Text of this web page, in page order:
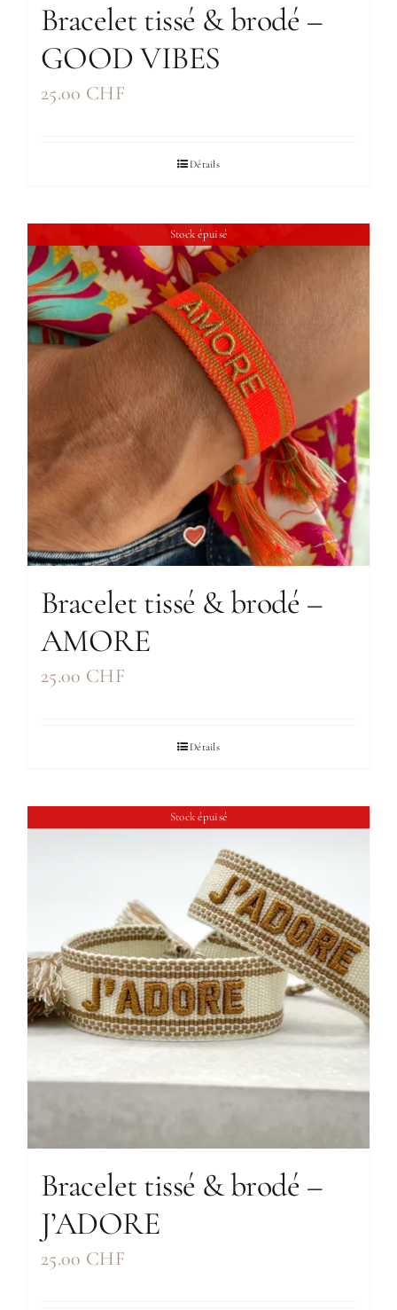
Bracelet tissé & brodé –
GOOD VIBES
25.00 CHF
Détails
Stock épuisé
Bracelet tissé & brodé –
AMORE
25.00 CHF
Détails
Stock épuisé
Bracelet tissé & brodé –
J’ADORE
25.00 CHF